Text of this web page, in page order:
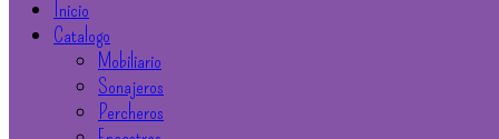
Inicio
Catalogo
Mobiliario
Sonajeros
Percheros